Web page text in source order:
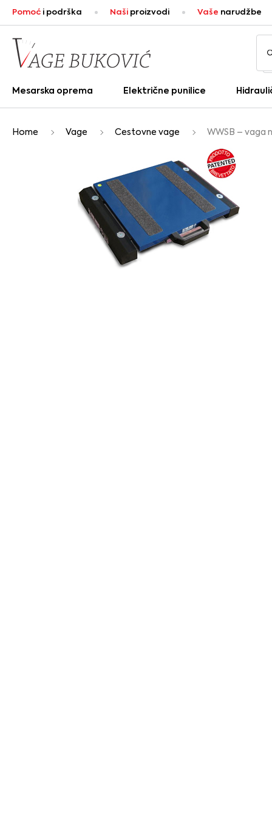
Pomoć i podrška Naši proizvodi Vaše narudžbe
Mesarska oprema Električne punilice
Home Vage Cestovne vage WWSB – vaga